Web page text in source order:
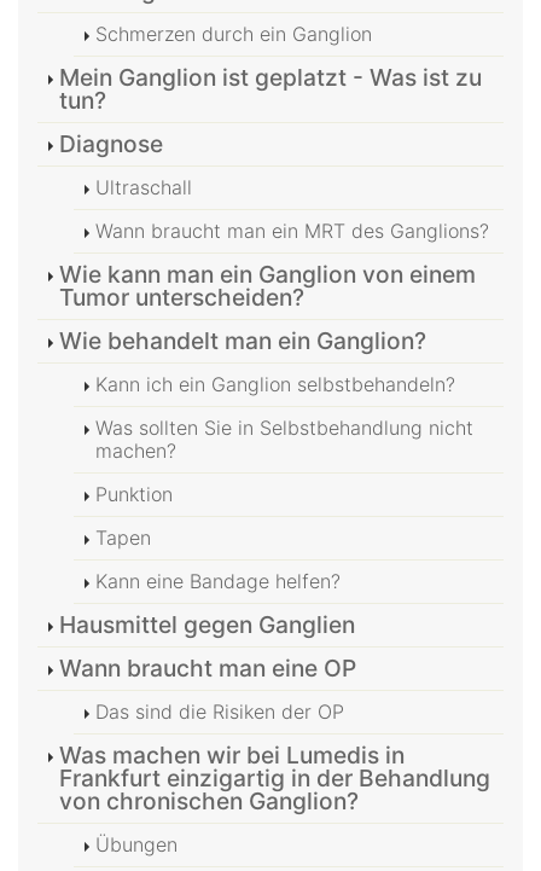
Schmerzen durch ein Ganglion
Mein Ganglion ist geplatzt - Was ist zu
tun?
Diagnose
Ultraschall
Wann braucht man ein MRT des Ganglions?
Wie kann man ein Ganglion von einem
Tumor unterscheiden?
Wie behandelt man ein Ganglion?
Kann ich ein Ganglion selbstbehandeln?
Was sollten Sie in Selbstbehandlung nicht
machen?
Punktion
Tapen
Kann eine Bandage helfen?
Hausmittel gegen Ganglien
Wann braucht man eine OP
Das sind die Risiken der OP
Was machen wir bei Lumedis in
Frankfurt einzigartig in der Behandlung
von chronischen Ganglion?
Übungen